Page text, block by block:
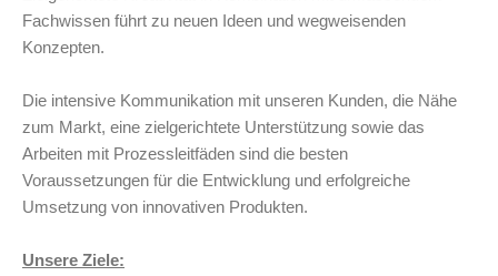
Fachwissen führt zu neuen Ideen und wegweisenden
Konzepten.
Die intensive Kommunikation mit unseren Kunden, die Nähe
zum Markt, eine zielgerichtete Unterstützung sowie das
Arbeiten mit Prozessleitfäden sind die besten
Voraussetzungen für die Entwicklung und erfolgreiche
Umsetzung von innovativen Produkten.
Unsere Ziele: